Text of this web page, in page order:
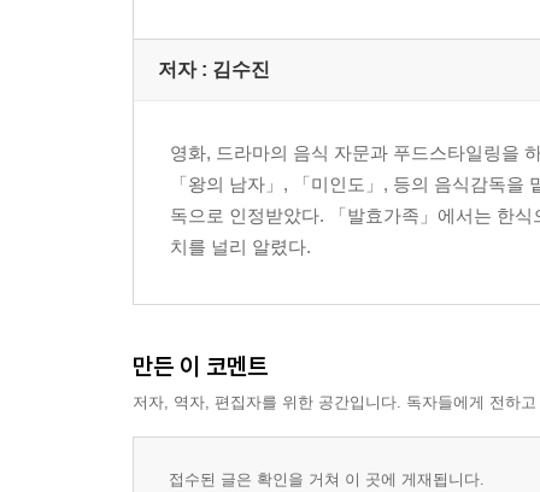
20화 발효의 시련을 견뎌낸 인생의 맛 순무동치미
22화 헛헛한 속을 달래주는 백김치와 설렁탕
23화 언제나 한결같은 푸른빛과 향 미나리김치
24화 희로애락을 함께 나누는 해물보쌈김치
생선과 김치의 만남 고등어김치찜
담백한 김치의 맛 총각무찜
고소하고 영양도 풍부한 김치두부무침
저자 : 김수진
영화, 드라마의 음식 자문과 푸드스타일링을
「왕의 남자」, 「미인도」, 등의 음식감독
독으로 인정받았다. 「발효가족」에서는 한
치를 널리 알렸다.
만든 이 코멘트
저자, 역자, 편집자를 위한 공간입니다. 독자들에게 전하
접수된 글은 확인을 거쳐 이 곳에 게재됩니다.